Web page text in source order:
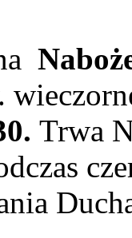
Trwa